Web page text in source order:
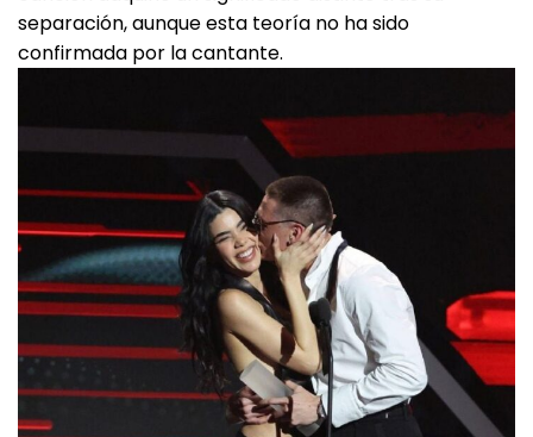
separación, aunque esta teoría no ha sido
confirmada por la cantante.